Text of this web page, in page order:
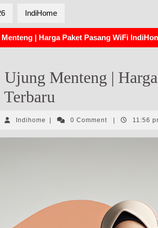
IndiHome
| Harga Paket Pasang WiFi
Menteng |
Indihome Indihome0 Comment 11:56